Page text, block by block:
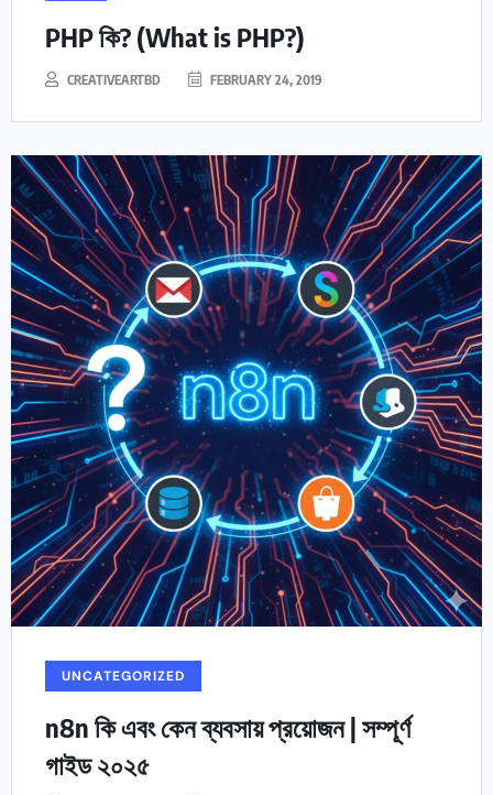
PHP কি? (What is PHP?)
CREATIVEARTBD FEBRUARY 24, 2019
UNCATEGORIZED
n8n কি এবং কেন ব্যবসায় প্রয়োজন | সম্পূর্ণ
গাইড ২০২৫